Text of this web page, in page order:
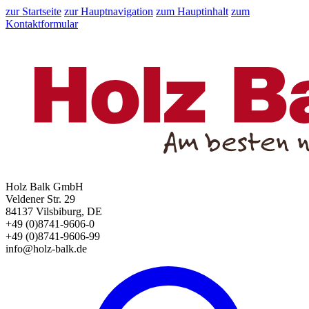
zur Startseite zur Hauptnavigation zum Hauptinhalt zum
Kontaktformular
Holz Balk GmbH
Veldener Str. 29
84137 Vilsbiburg, DE
+49 (0)8741-9606-0
+49 (0)8741-9606-99
info@holz-balk.de